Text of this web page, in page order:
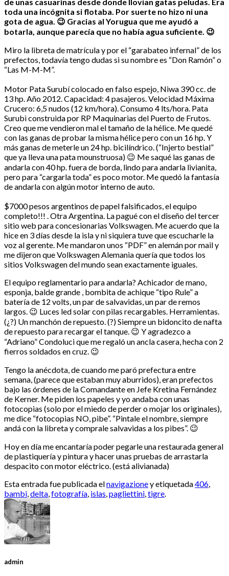
de unas casuarinas desde donde llovían gatas peludas. Era
toda una incógnita si flotaba. Por suerte no hizo ni una
gota de agua. 😉 Gracias al Yorugua que me ayudó a
botarla, aunque parecía que no había agua suficiente. 😉
Miro la libreta de matrícula y por el “garabateo infernal” de los
prefectos, todavía tengo dudas si su nombre es “Don Ramón” o
“Las M-M-M”.
Motor Pata Surubí colocado en falso espejo, Niwa 390 cc. de
13 hp. Año 2012. Capacidad: 4 pasajeros. Velocidad Máxima
Crucero: 6,5 nudos (12 km/hora). Consumo 4 lts/hora. Pata
Surubì construìda por RP Maquinarias del Puerto de Frutos.
Creo que me vendieron mal el tamaño de la hélice. Me quedé
con las ganas de probar la misma hélice pero con un 16 hp. Y
más ganas de meterle un 24 hp. bicilíndrico. (“Injerto bestial”
que ya lleva una pata mounstruosa) 😉 Me saqué las ganas de
andarla con 40 hp. fuera de borda, lindo para andarla livianita,
pero para “cargarla toda” es poco motor. Me quedó la fantasía
de andarla con algún motor interno de auto.
$7000 pesos argentinos de papel falsificados, el equipo
completo!!! . Otra Argentina. La pagué con el diseño del tercer
sitio web para concesionarias Volkswagen. Me acuerdo que la
hice en 3 días desde la isla y ni siquiera tuve que escucharle la
voz al gerente. Me mandaron unos “PDF” en alemán por mail y
me dijeron que Volkswagen Alemania quería que todos los
sitios Volkswagen del mundo sean exactamente iguales.
El equipo reglamentario para andarla? Achicador de mano,
esponja, balde grande , bombita de achique “tipo Rule” a
batería de 12 volts, un par de salvavidas, un par de remos
largos. 😉 Luces led solar con pilas recargables. Herramientas.
(¿?) Un manchón de repuesto. (?) Siempre un bidoncito de nafta
de repuesto para recargar el tanque. 😉 Y agradezco a
“Adriano” Condoluci que me regaló un ancla casera, hecha con 2
fierros soldados en cruz. 😉
Tengo la anécdota, de cuando me paró prefectura entre
semana, (parece que estaban muy aburridos), eran prefectos
bajo las órdenes de la Comandante en Jefe Kretina Fernández
de Kerner. Me piden los papeles y yo andaba con unas
fotocopias (solo por el miedo de perder o mojar los originales),
me dice “fotocopias NO, pibe”. “Pintale el nombre, siempre
andá con la libreta y comprale salvavidas a los pibes”. 😉
Hoy en día me encantaría poder pegarle una restaurada general
de plastiquería y pintura y hacer unas pruebas de arrastarla
despacito con motor eléctrico. (está alivianada)
Esta entrada fue publicada elnavigazioney etiquetada406,
bambi,delta,fotografía, islas,pagliettini,tigre.
admin